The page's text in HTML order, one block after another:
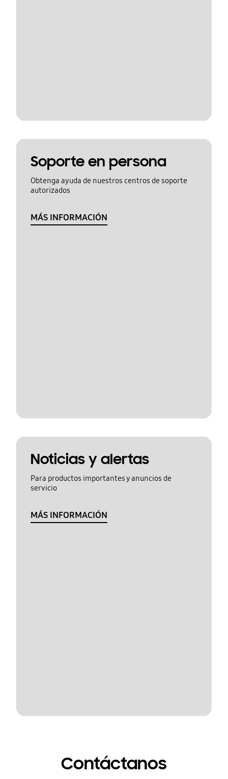
Soporte en persona
Obtenga ayuda de nuestros centros de soporte
autorizados
MÁS INFORMACIÓN
Noticias y alertas
Para productos importantes y anuncios de
servicio
MÁS INFORMACIÓN
Contáctanos